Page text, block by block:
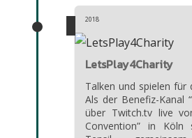
LetsPlay4Charity
2018
Talken und spielen für
Als der Benefiz-Kanal “
über Twitch.tv live
Convention” in Köln